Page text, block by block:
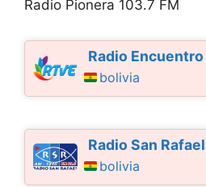
Radio Pionera 103.7 FM
Radio
bolivia
Radio San
bolivia